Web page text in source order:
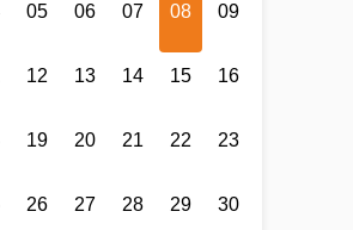
05 06 07 08 09
12 13 14 15 16
19 20 21 22 23
26 27 28 29 30